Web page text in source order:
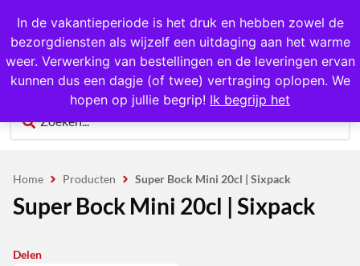
In de vakantieperiode is het druk en hebben zowel de
bezorgdiensten als wijzelf een uitdaging aan het warme
weer. Verwerking van bestellingen en de leveringen ervan
kunnen dus een dagje (of twee) vertraging oplopen. We
hopen op jullie begrip! Ik begrijp het
1000+ producten op voorraad
0
Home Producten Super Bock Mini 20cl | Sixpack
Super Bock Mini 20cl | Sixpack
Delen